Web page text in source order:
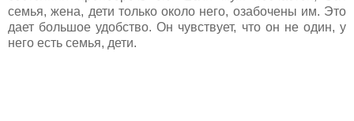
семья, жена, дети только около него, озабочены им. Это
дает большое удобство. Он чувствует, что он не один, у
него есть семья, дети.